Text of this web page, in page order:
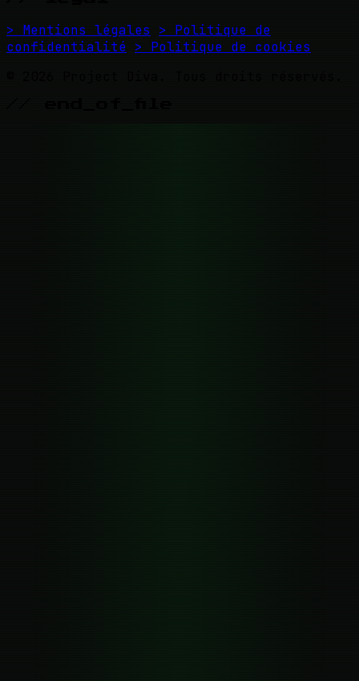
> Mentions légales
> Politique de
confidentialité > Politique de cookies